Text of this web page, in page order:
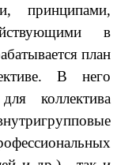
принципами,
в
план
В него
коллектива